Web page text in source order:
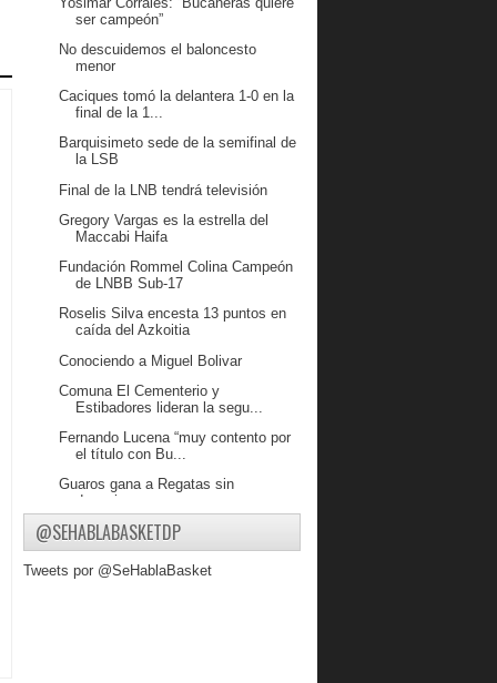
ser campeón”
No descuidemos el baloncesto
menor
Caciques tomó la delantera 1-0 en la
final de la 1...
Barquisimeto sede de la semifinal de
la LSB
Final de la LNB tendrá televisión
Gregory Vargas es la estrella del
Maccabi Haifa
Fundación Rommel Colina Campeón
de LNBB Sub-17
Roselis Silva encesta 13 puntos en
caída del Azkoitia
Conociendo a Miguel Bolivar
Comuna El Cementerio y
Estibadores lideran la segu...
Fernando Lucena “muy contento por
el título con Bu...
Guaros gana a Regatas sin
despeinarse.
Caciques y Guaros en la final de la
LNB
Guaros se impone en su debut en la
@SEHABLABASKETDP
Tweets por @SeHablaBasket